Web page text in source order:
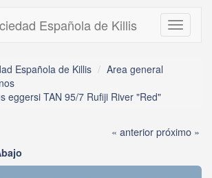
Toggle
Española de Killis
Española de Killis
Area general
eggersi TAN 95/7 Rufiji River "Red"
« anteriorpróximo »